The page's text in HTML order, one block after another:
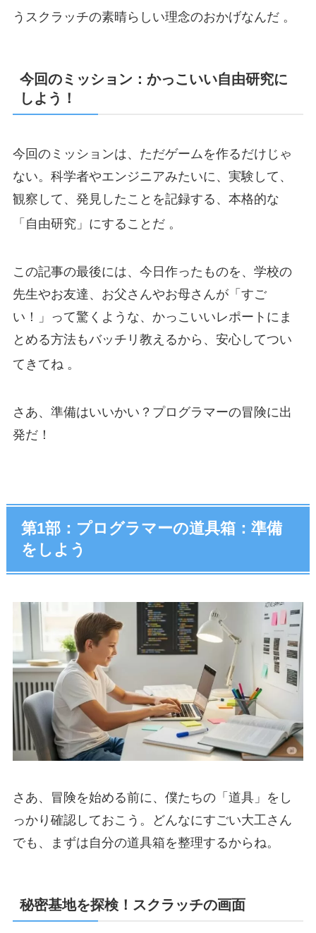
うスクラッチの素晴らしい理念のおかげなんだ 。
今回のミッション：かっこいい自由研究に
しよう！
今回のミッションは、ただゲームを作るだけじゃ
ない。科学者やエンジニアみたいに、実験して、
観察して、発見したことを記録する、本格的な
「自由研究」にすることだ 。
この記事の最後には、今日作ったものを、学校の
先生やお友達、お父さんやお母さんが「すご
い！」って驚くような、かっこいいレポートにま
とめる方法もバッチリ教えるから、安心してつい
てきてね 。
さあ、準備はいいかい？プログラマーの冒険に出
発だ！
第1部：プログラマーの道具箱：準備
をしよう
さあ、冒険を始める前に、僕たちの「道具」をし
っかり確認しておこう。どんなにすごい大工さん
でも、まずは自分の道具箱を整理するからね。
秘密基地を探検！スクラッチの画面